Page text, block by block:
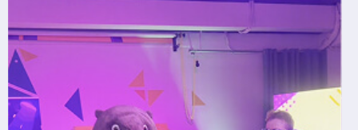
р/с BY62UNBS30122408100000000933
в ЗАO "БСБ Банк" БИК UNBSBY2X
Директор Рубинчик В.И.
Сделано с любовью
by Pijamas studio